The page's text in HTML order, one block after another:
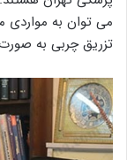
می توان به مواردی
تزریق چربی به صورت